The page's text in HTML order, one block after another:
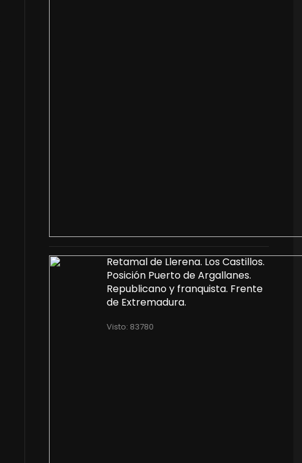
Retamal de Llerena. Los Castillos.
Posición Puerto de Argallanes.
Republicano y franquista. Frente
de Extremadura.
Visto: 83780